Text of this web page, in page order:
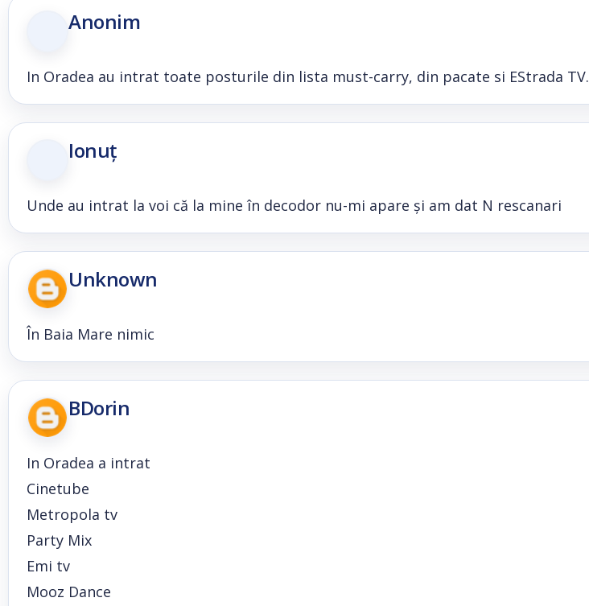
Anonim
In Oradea au intrat toate posturile din lista must-carry, din pacate si EStrada TV.
Ionuț
Unde au intrat la voi că la mine în decodor nu-mi apare și am dat N rescanari
Unknown
În Baia Mare nimic
BDorin
In Oradea a intrat
Cinetube
Metropola tv
Party Mix
Emi tv
Mooz Dance